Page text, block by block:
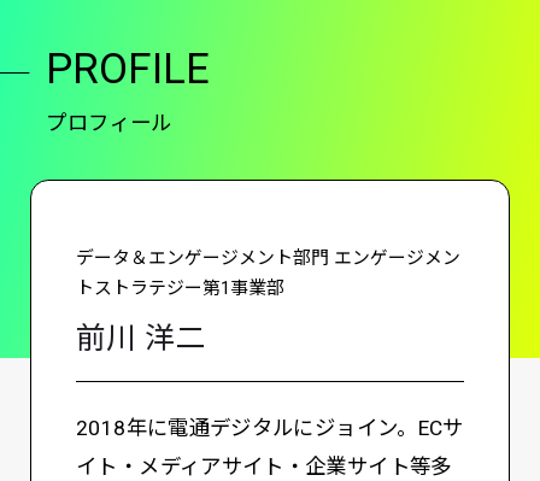
PROFILE
プロフィール
前川 洋二
データ＆エンゲージメント部門 エンゲージメン
トストラテジー第1事業部
2018年に電通デジタルにジョイン。ECサ
イト・メディアサイト・企業サイト等多